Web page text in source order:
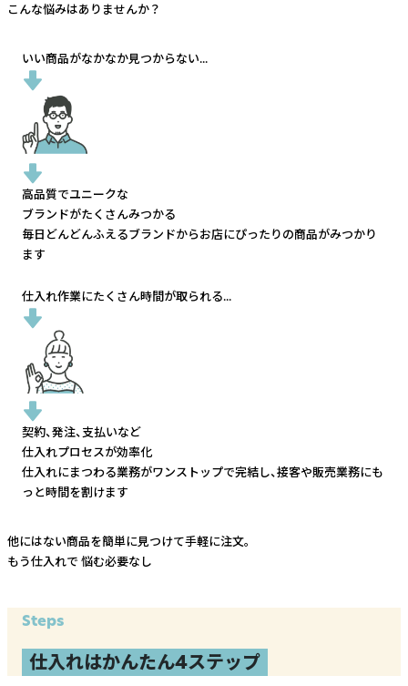
こんな悩みはありませんか？
いい商品がなかなか見つからない...
高品質でユニークな
ブランドがたくさんみつかる
毎日どんどんふえるブランドからお店にぴったりの商品がみつかり
ます
仕入れ作業にたくさん時間が取られる...
契約、発注、支払いなど
仕入れプロセスが効率化
仕入れにまつわる業務がワンストップで完結し、接客や販売業務にも
っと時間を割けます
他にはない商品を簡単に見つけて手軽に注文。
もう仕入れで 悩む必要なし
Steps
仕入れはかんたん4ステップ